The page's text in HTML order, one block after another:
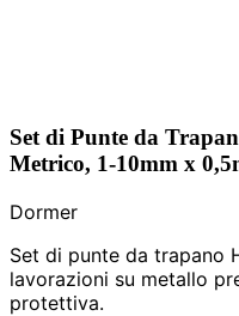
Set di Punte da
Metrico, 1-10mm x
Dormer
Set di punte da trapano
lavorazioni su metallo
protettiva.